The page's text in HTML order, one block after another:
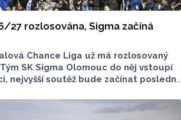
27 rozlosována, Sigma začíná
Chance Liga už má rozlosovaný
SK Sigma Olomouc do něj vstoupí
nejvyšší soutěž bude začínat poslední